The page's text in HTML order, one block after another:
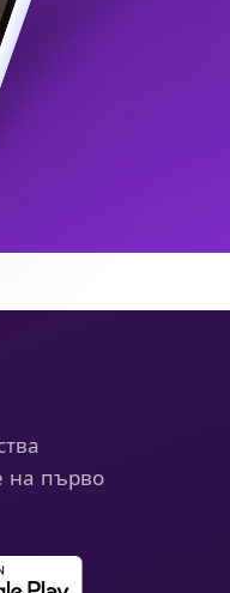
на първо